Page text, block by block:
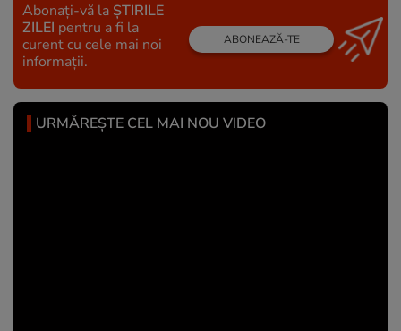
Abonați-vă la ȘTIRILE
ZILEI pentru a fi la
curent cu cele mai noi
informații.
ABONEAZĂ-TE
URMĂREȘTE CEL MAI NOU VIDEO